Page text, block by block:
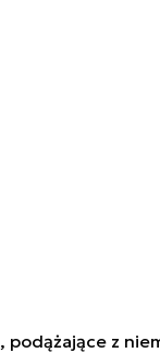
podążające z